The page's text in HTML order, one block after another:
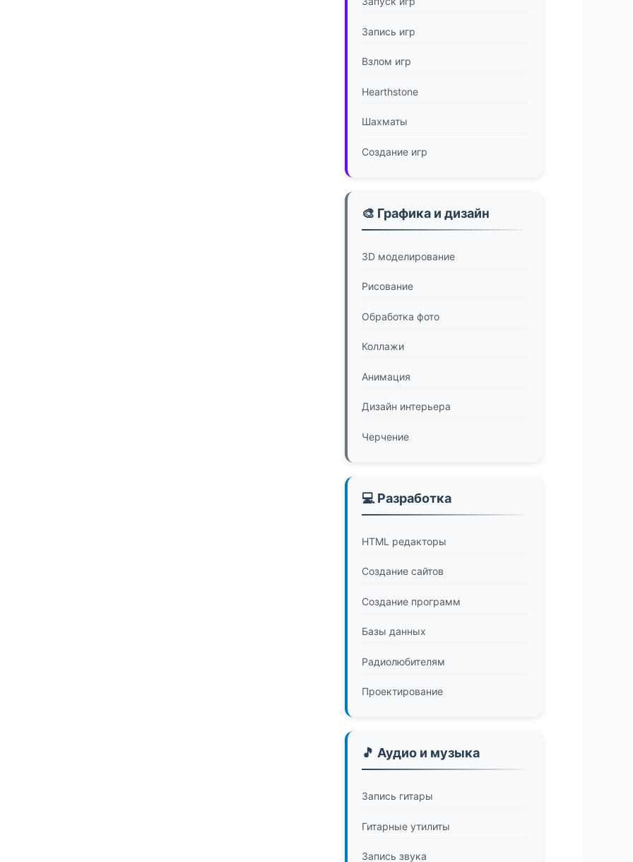
Запись игр
Взлом игр
Hearthstone
Шахматы
Создание игр
🎨 Графика и дизайн
3D моделирование
Рисование
Обработка фото
Коллажи
Анимация
Дизайн интерьера
Черчение
💻 Разработка
HTML редакторы
Создание сайтов
Создание программ
Базы данных
Радиолюбителям
Проектирование
🎵 Аудио и музыка
Запись гитары
Гитарные утилиты
Запись звука